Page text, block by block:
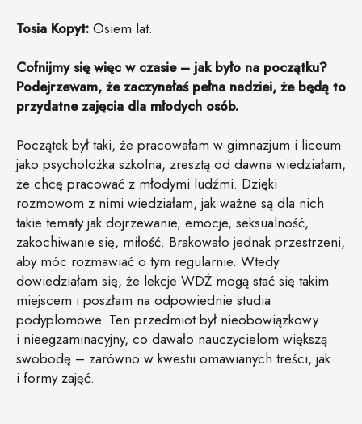
Tosia Kopyt: Osiem lat.
Cofnijmy się więc w czasie – jak było na początku?
Podejrzewam, że zaczynałaś pełna nadziei, że będą to
przydatne zajęcia dla młodych osób.
Początek był taki, że pracowałam w gimnazjum i liceum
jako psycholożka szkolna, zresztą od dawna wiedziałam,
że chcę pracować z młodymi ludźmi. Dzięki
rozmowom z nimi wiedziałam, jak ważne są dla nich
takie tematy jak dojrzewanie, emocje, seksualność,
zakochiwanie się, miłość. Brakowało jednak przestrzeni,
aby móc rozmawiać o tym regularnie. Wtedy
dowiedziałam się, że lekcje WDŻ mogą stać się takim
miejscem i poszłam na odpowiednie studia
podyplomowe. Ten przedmiot był nieobowiązkowy
i nieegzaminacyjny, co dawało nauczycielom większą
swobodę – zarówno w kwestii omawianych treści, jak
i formy zajęć.